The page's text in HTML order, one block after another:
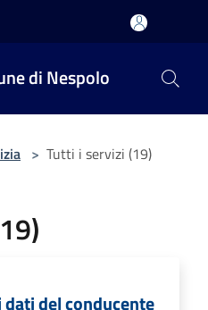
di Nespolo
> Tutti i servizi (19)
del conducente